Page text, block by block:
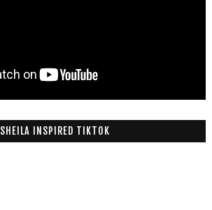
SHEILA INSPIRED TIKTOK